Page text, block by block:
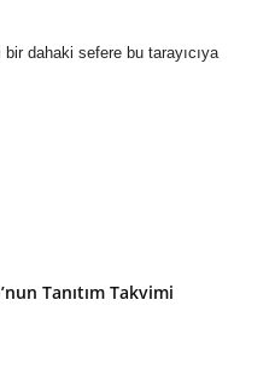
dahaki sefere bu tarayıcıya
Tanıtım Takvimi